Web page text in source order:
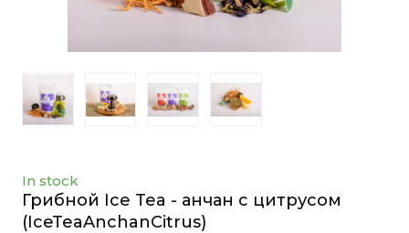
In stock
Грибной Ice Tea - анчан с цитрусом
(IceTeaAnchanCitrus)